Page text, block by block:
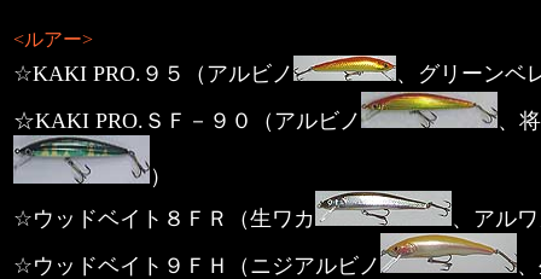
<ルアー>
☆KAKI PRO.９５（アルビノ
、グリーンベ
☆KAKI PRO.ＳＦ－９０（アルビノ
、
）
☆ウッドベイト８ＦＲ（生ワカ
、アル
☆ウッドベイト９ＦＨ（ニジアルビノ